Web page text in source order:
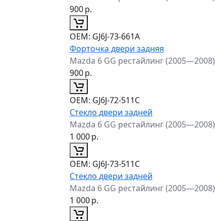
900р.
ОЕМ: GJ6J-73-661A
Форточка двери задняя
Mazda 6 GG рестайлинг (2005—2008)
900р.
ОЕМ: GJ6J-72-511C
Стекло двери задней
Mazda 6 GG рестайлинг (2005—2008)
1 000р.
ОЕМ: GJ6J-73-511C
Стекло двери задней
Mazda 6 GG рестайлинг (2005—2008)
1 000р.